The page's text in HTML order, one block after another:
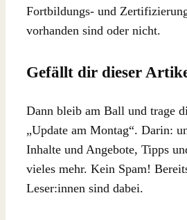
Fortbildungs- und
vorhanden sind oder nicht.
Gefällt dir dieser
Dann bleib am Ball und trage
„Update am Montag“. Darin:
Inhalte und Angebote, Tipps
vieles mehr. Kein Spam!
Leser:innen sind dabei.